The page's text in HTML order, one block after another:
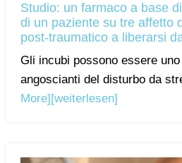
Studio: un farmaco a base
di un paziente su tre affetto
post-traumatico a liberarsi
Gli incubi possono essere
angoscianti del disturbo da
More] [weiterlesen]